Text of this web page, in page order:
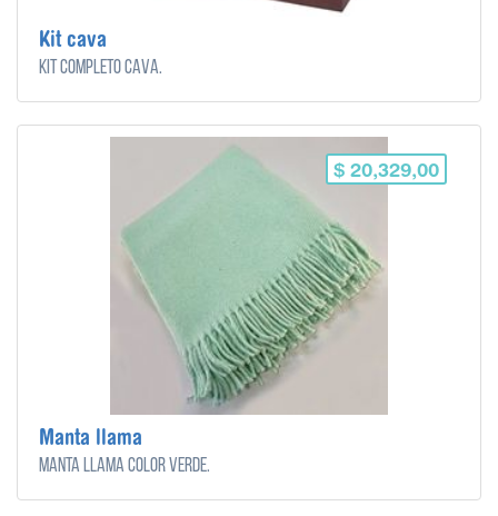
Kit cava
Kit completo cava.
$ 20,329,00
Manta llama
Manta llama color verde.